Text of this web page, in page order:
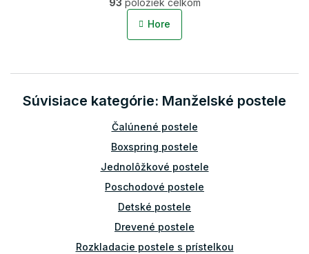
v
l
c
e
r
k
y
ý
p
s
u
á
n
e
Hore
Súvisiace kategórie: Manželské postele
Čalúnené postele
Boxspring postele
Jednolôžkové postele
Poschodové postele
Detské postele
Drevené postele
Rozkladacie postele s prístelkou